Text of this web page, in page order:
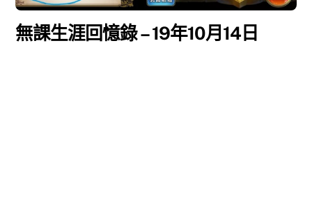
無課生涯回憶錄 – 19年10月14日